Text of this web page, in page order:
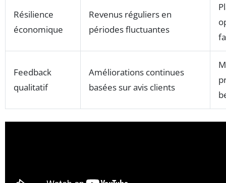
Résilience
économique
Revenus réguliers en
périodes fluctuantes
Feedback
qualitatif
Améliorations continues
basées sur avis clients